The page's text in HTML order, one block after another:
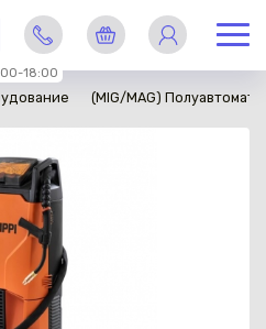
18:00
(MIG/MAG)